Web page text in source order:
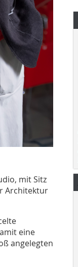
mit Sitz
Architektur
eine
angelegten